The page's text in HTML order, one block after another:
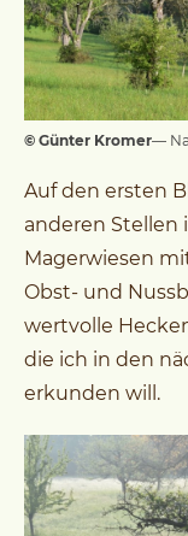
© Günter Kromer—
Auf den ersten
anderen Stellen
Magerwiesen
Obst- und
wertvolle
die ich in den
erkunden will.